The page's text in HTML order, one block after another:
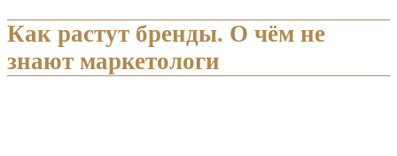
Как растут бренды. О чём не
знают маркетологи